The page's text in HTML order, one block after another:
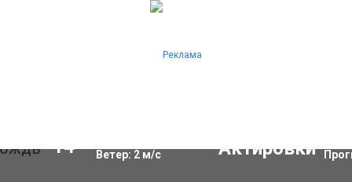
14
Ветер: 2м/с